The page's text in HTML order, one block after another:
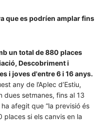
que es podríen amplar fins
un total de 880 places
Descobriment i
i joves d'entre 6 i 16 anys.
any de l’Aplec d’Estiu,
dues setmanes, fins al 13
afegit que “la previsió és
places si els canvis en la